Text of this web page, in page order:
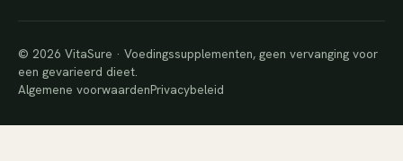
© 2026 VitaSure · Voedingssupplementen, geen vervanging voor
een gevarieerd dieet.
Algemene voorwaardenPrivacybeleid